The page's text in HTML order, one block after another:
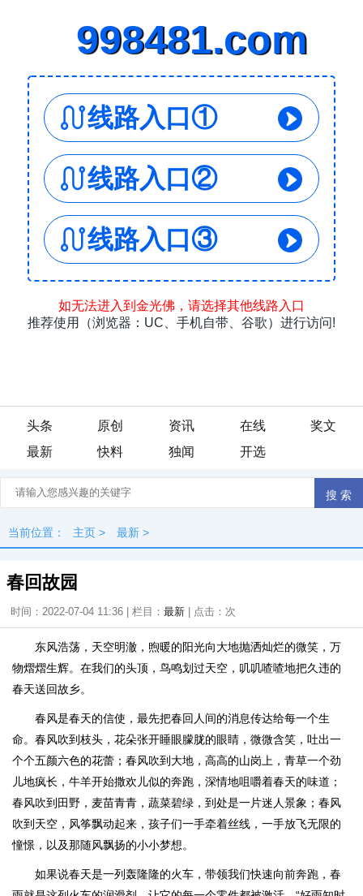
头条 原创 资讯 在线
奖文
最新
快料 独闻 开选
当前位置： 主页 > 最新 >
春回故园
时间：2022-07-04 11:36 | 栏目： 最新 | 点击： 次
东风浩荡，天空明澈，煦暖的阳光向大地抛洒灿烂的微笑，万
物熠熠生辉。在我们的头顶，鸟鸣划过天空，叽叽喳喳地把久违的
春天送回故乡。
春风是春天的信使，最先把春回人间的消息传达给每一个生
命。春风吹到枝头，花朵张开睡眼朦胧的眼睛，微微含笑，吐出一
个个五颜六色的花蕾；春风吹到大地，高高的山岗上，青草一个劲
儿地疯长，牛羊开始撒欢儿似的奔跑，深情地咀嚼着春天的味道；
春风吹到田野，麦苗青青，蔬菜碧绿，到处是一片迷人景象；春风
吹到天空，风筝飘动起来，孩子们一手牵着丝线，一手放飞无限的
憧憬，以及那随风飘扬的小小梦想。
如果说春天是一列轰隆隆的火车，带领我们快速向前奔跑，春